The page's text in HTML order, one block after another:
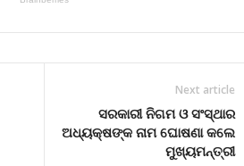
Next article
ସରକାରୀ ନିଗମ ଓ ସଂସ୍ଥାର
ଅଧ୍ୟକ୍ଷଙ୍କ ନାମ ଘୋଷଣା କଲେ
ମୁଖ୍ୟମନ୍ତ୍ରୀ